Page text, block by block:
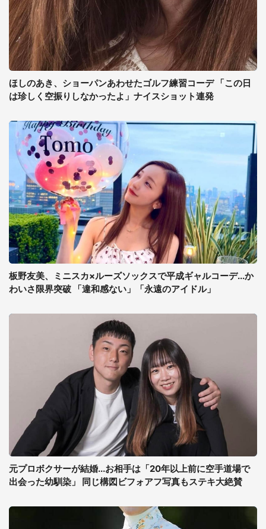
ほしのあき、ショーパンあわせたゴルフ練習コーデ 「この日
は珍しく空振りしなかったよ」ナイスショット連発
板野友美、ミニスカ×ルーズソックスで平成ギャルコーデ...か
わいさ限界突破 「違和感ない」「永遠のアイドル」
元プロボクサーが結婚...お相手は「20年以上前に空手道場で
出会った幼馴染」 同じ構図ビフォアフ写真もステキ大絶賛